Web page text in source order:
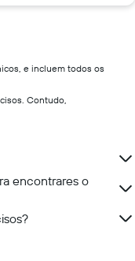
e incluem todos os
Contudo,
encontrares o